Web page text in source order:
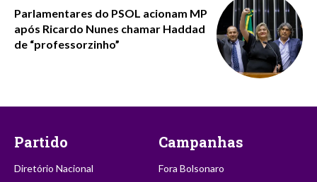
Parlamentares do PSOL acionam MP
após Ricardo Nunes chamar Haddad
de “professorzinho”
Partido
Diretório Nacional
Campanhas
Fora Bolsonaro